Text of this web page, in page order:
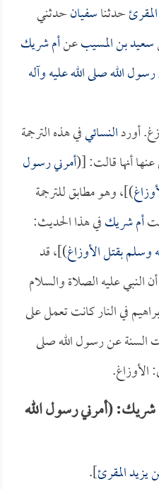
حدثناسفيانحدثني
سعيد بن المسيبعنأم شريك
الله صلى الله عليه وآله
أوردالنسائيفي هذه الترجمة
أنها قالت: [(أمرني رسول
)]، وهو مطابق للترجمة
أم شريكفي هذا الحديث:
وسلم بقتل الأوزاغ)]، قد
النبي عليه الصلاة والسلام
في النار كانت تعمل على
السنة عن رسول الله صلى
الأوزاغ.
(أمرني رسول الله
يزيد المقرئ].